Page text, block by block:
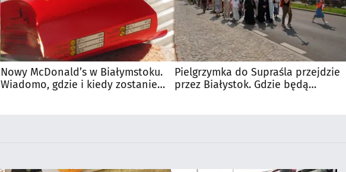
Nowy McDonald’s w Białymstoku.
Wiadomo, gdzie i kiedy zostanie
Pielgrzymka do Supraśla przejdzie
przez Białystok. Gdzie będą